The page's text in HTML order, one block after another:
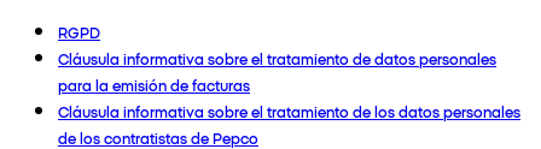
RGPD
Cláusula informativa sobre el tratamiento de datos personales
para la emisión de facturas
Cláusula informativa sobre el tratamiento de los datos personales
de los contratistas de Pepco